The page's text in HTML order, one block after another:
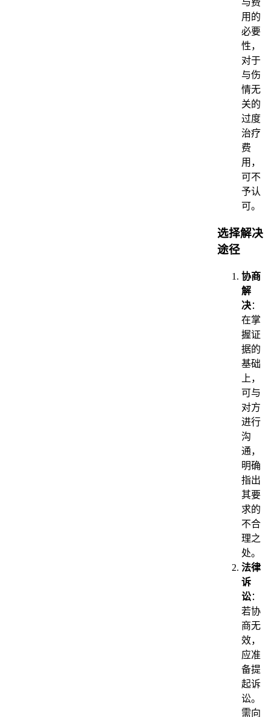
与费
用的
必要
性，
对于
与伤
情无
关的
过度
治疗
费
用，
可不
予认
可。
选择解决
途径
协商
解
决：
在掌
握证
据的
基础
上，
可与
对方
进行
沟
通，
明确
指出
其要
求的
不合
理之
处。
法律
诉
讼：
若协
商无
效，
应准
备提
起诉
讼。
需向